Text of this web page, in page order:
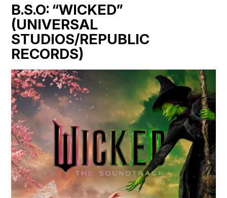
B.S.O: “WICKED”
(UNIVERSAL
STUDIOS/REPUBLIC
RECORDS)